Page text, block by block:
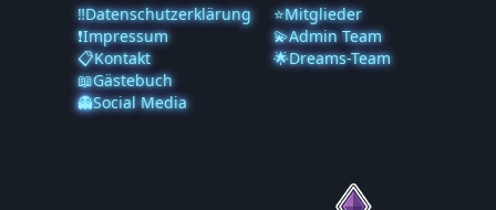
‼️Datenschutzerklärung
❗️Impressum
📋Kontakt
📖Gästebuch
👻Social Media
⭐Mitglieder
💫Admin Team
🌟Dreams-Team